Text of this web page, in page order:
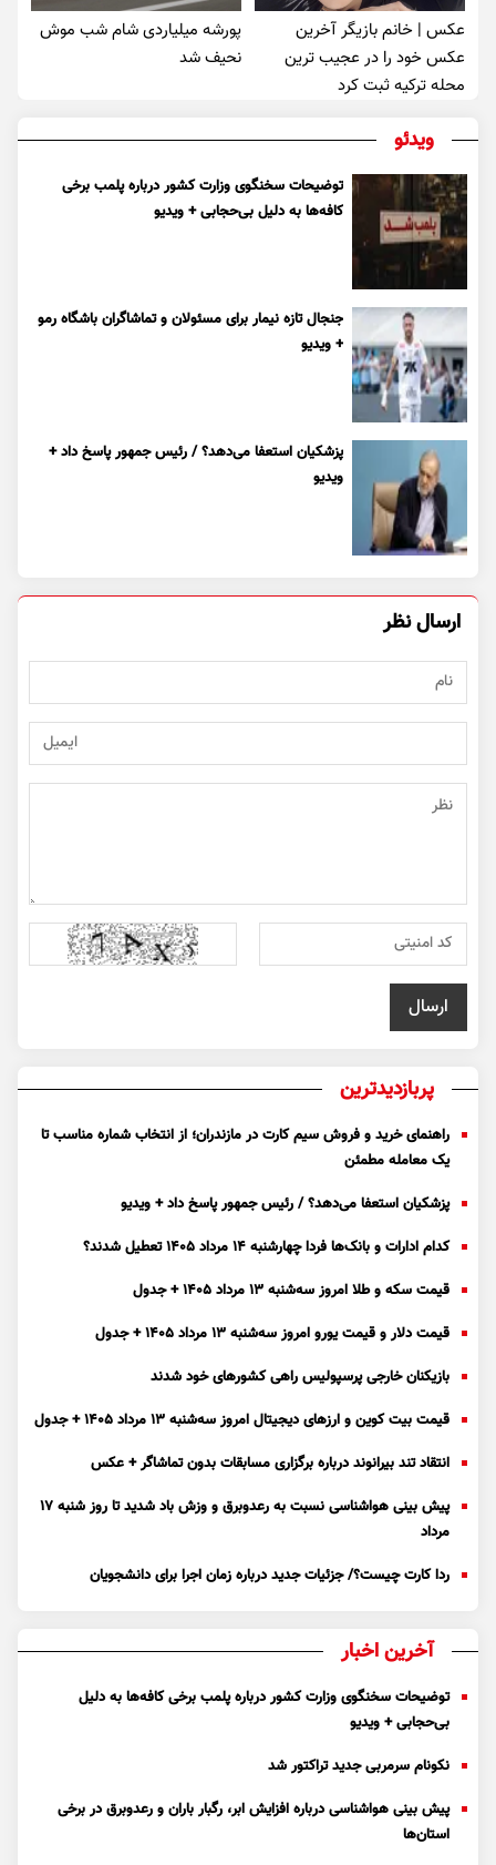
عکس | خانم بازیگر آخرین
عکس خود را در عجیب ترین
محله ترکیه ثبت کرد
پورشه میلیاردی شام شب موش‌
نحیف شد
ویدئو
توضیحات سخنگوی وزارت کشور درباره پلمب برخی
کافه‌ها به دلیل بی‌حجابی + ویدیو
جنجال تازه نیمار برای مسئولان و تماشاگران باشگاه رمو
+ ویدیو
پزشکیان استعفا می‌دهد؟ / رئیس جمهور پاسخ داد +
ویدیو
ارسال نظر
پربازدیدترین
راهنمای خرید و فروش سیم کارت در مازندران؛ از انتخاب شماره مناسب تا
یک معامله مطمئن
پزشکیان استعفا می‌دهد؟ / رئیس جمهور پاسخ داد + ویدیو
کدام ادارات و بانک‌ها فردا چهارشنبه ۱۴ مرداد ۱۴۰۵ تعطیل شدند؟
قیمت سکه و طلا امروز سه‌شنبه ۱۳ مرداد ۱۴۰۵ + جدول
قیمت دلار و قیمت یورو امروز سه‌شنبه ۱۳ مرداد ۱۴۰۵ + جدول
بازیکنان خارجی پرسپولیس راهی کشور‌های خود شدند
قیمت بیت کوین و ارز‌های دیجیتال امروز سه‌شنبه ۱۳ مرداد ۱۴۰۵ + جدول
انتقاد تند بیرانوند درباره برگزاری مسابقات بدون تماشاگر + عکس
پیش بینی هواشناسی نسبت به رعدوبرق و وزش باد شدید تا روز شنبه ۱۷
مرداد
ردا کارت چیست؟/ جزئیات جدید درباره زمان اجرا برای دانشجویان
آخرین اخبار
توضیحات سخنگوی وزارت کشور درباره پلمب برخی کافه‌ها به دلیل
بی‌حجابی + ویدیو
نکونام سرمربی جدید تراکتور شد
پیش بینی هواشناسی درباره افزایش ابر، رگبار باران و رعدوبرق در برخی
استان‌ها